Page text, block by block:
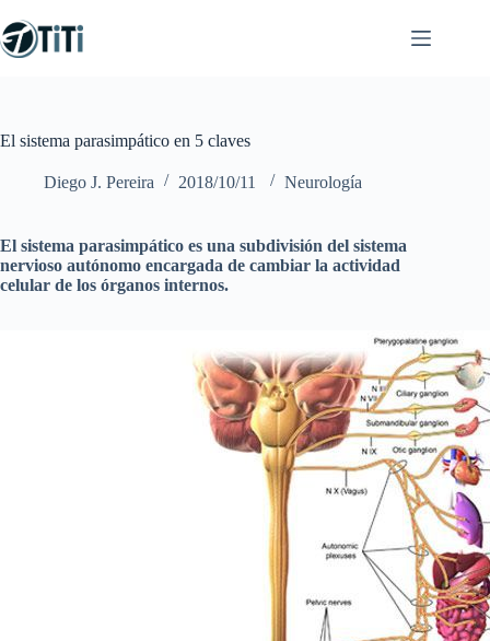
al
contenido
El sistema parasimpático en 5 claves
Diego J. Pereira 2018/10/11 Neurología
El sistema parasimpático es una subdivisión del sistema
nervioso autónomo encargada de cambiar la actividad
celular de los órganos internos.